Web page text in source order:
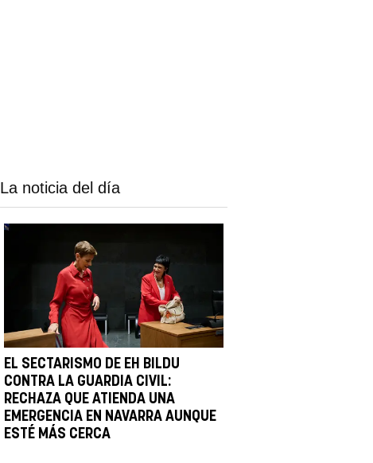
La noticia del día
EL SECTARISMO DE EH BILDU
CONTRA LA GUARDIA CIVIL:
RECHAZA QUE ATIENDA UNA
EMERGENCIA EN NAVARRA AUNQUE
ESTÉ MÁS CERCA